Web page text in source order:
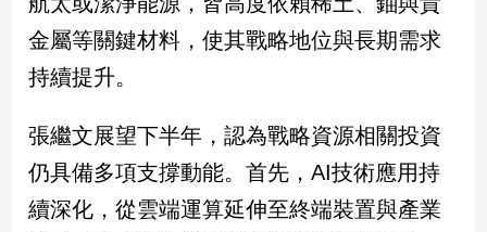
金屬等關鍵材料，使其戰略地位與長期需求
持續提升。
張繼文展望下半年，認為戰略資源相關投資
仍具備多項支撐動能。首先，AI技術應用持
續深化，從雲端運算延伸至終端裝置與產業